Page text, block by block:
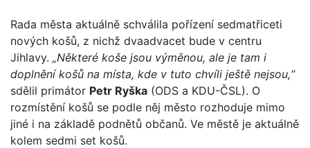
Rada města aktuálně schválila pořízení sedmatřiceti
nových košů, z nichž dvaadvacet bude v centru
Jihlavy. „Některé koše jsou výměnou, ale je tam i
doplnění košů na místa, kde v tuto chvíli ještě nejsou,“
sdělil primátor Petr Ryška (ODS a KDU-ČSL). O
rozmístění košů se podle něj město rozhoduje mimo
jiné i na základě podnětů občanů. Ve městě je aktuálně
kolem sedmi set košů.